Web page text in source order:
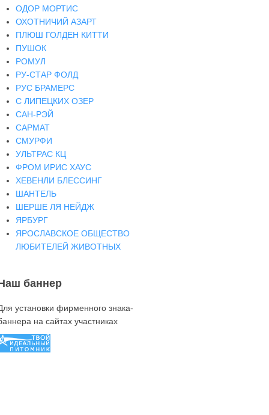
ОДОР МОРТИС
ОХОТНИЧИЙ АЗАРТ
ПЛЮШ ГОЛДЕН КИТТИ
ПУШОК
РОМУЛ
РУ-СТАР ФОЛД
РУС БРАМЕРС
С ЛИПЕЦКИХ ОЗЕР
САН-РЭЙ
САРМАТ
СМУРФИ
УЛЬТРАС КЦ
ФРОМ ИРИС ХАУС
ХЕВЕНЛИ БЛЕССИНГ
ШАНТЕЛЬ
ШЕРШЕ ЛЯ НЕЙДЖ
ЯРБУРГ
ЯРОСЛАВСКОЕ ОБЩЕСТВО
ЛЮБИТЕЛЕЙ ЖИВОТНЫХ
баннер
установки фирменного знака-
на сайтах участниках